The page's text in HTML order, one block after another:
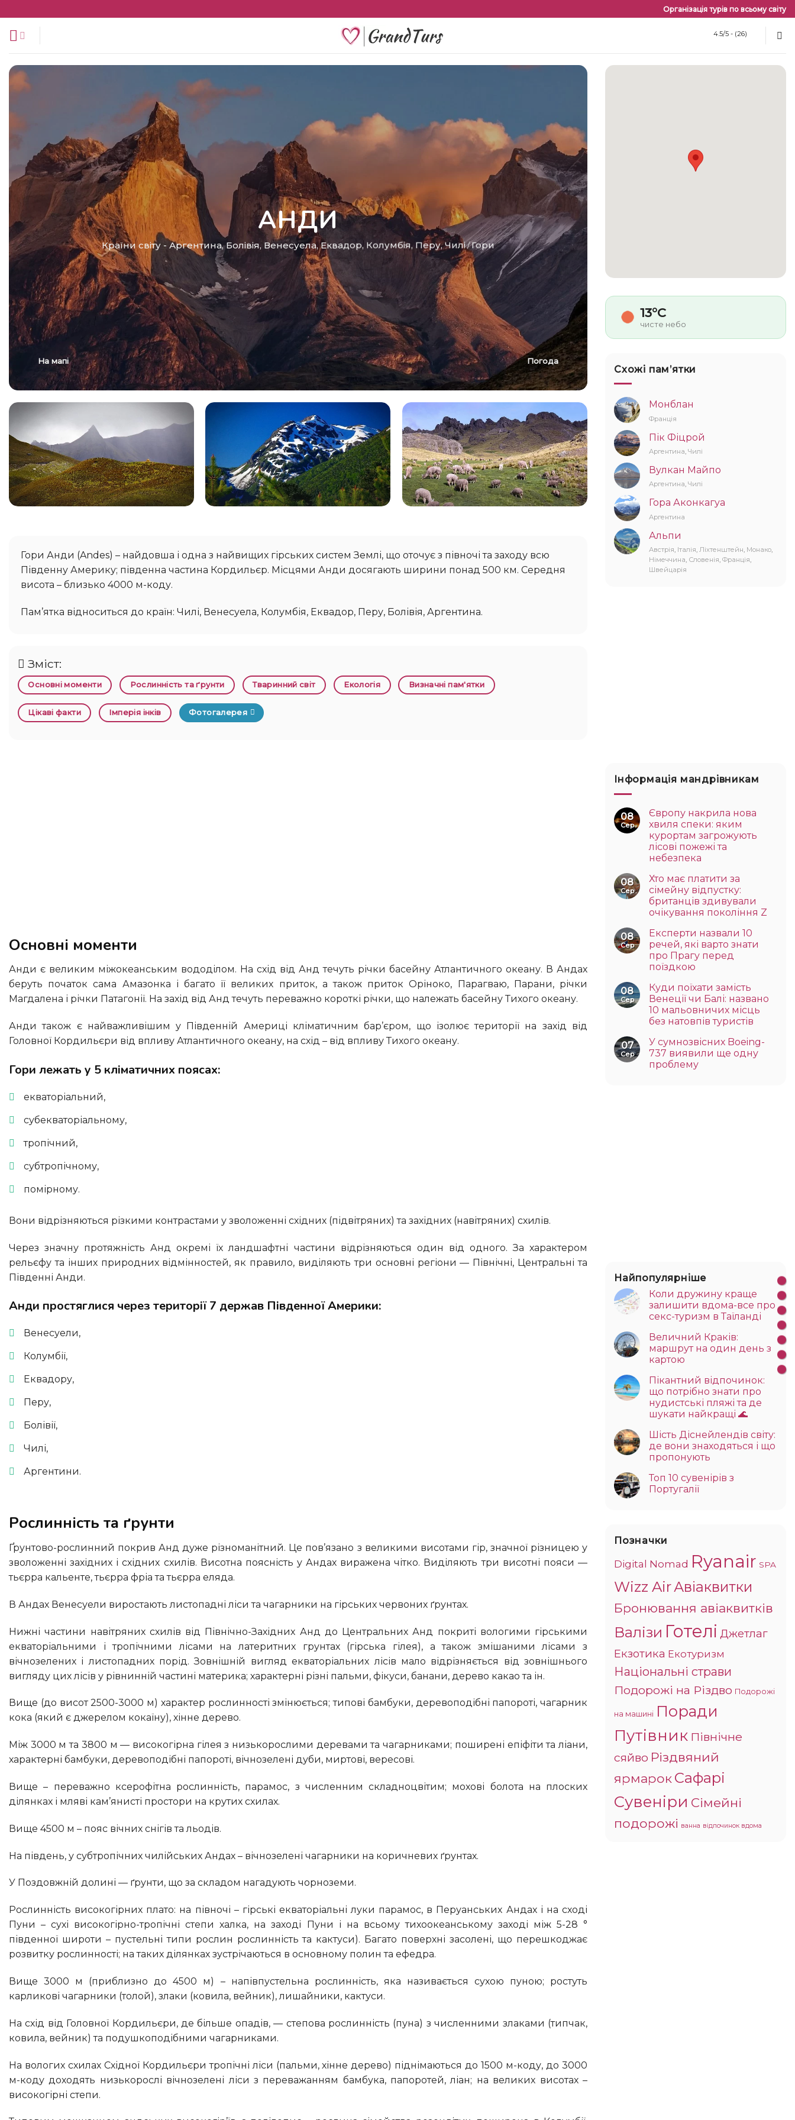
змісту
Організація турів по всьому світу
4.5/5 - (26)
АНДИ
Країни світу - Аргентина,Болівія, Венесуела,Еквадор, Колумбія, Перу,Чилі/Гори
На мапі Погода
Гори Анди (Andes) – найдовша і одна з найвищих гірських систем Землі, що оточує з півночі та заходу всю
Південну Америку; південна частина Кордильєр. Місцями Анди досягають ширини понад 500 км. Середня
висота – близько 4000 м-коду.
Пам’ятка відноситься до країн: Чилі, Венесуела, Колумбія, Еквадор, Перу, Болівія, Аргентина.
Зміст:
Основні моменти Рослинність та ґрунти Тваринний світ Екологія Визначні пам'ятки
Цікаві факти Імперія інків Фотогалерея
Основні моменти
Анди є великим міжокеанським вододілом. На схід від Анд течуть річки басейну Атлантичного океану. В Андах
беруть початок сама Амазонка і багато її великих приток, а також приток Оріноко, Парагваю, Парани, річки
Магдалена і річки Патагонії. На захід від Анд течуть переважно короткі річки, що належать басейну Тихого океану.
Анди також є найважливішим у Південній Америці кліматичним бар’єром, що ізолює території на захід від
Головної Кордильєри від впливу Атлантичного океану, на схід – від впливу Тихого океану.
Гори лежать у 5 кліматичних поясах:
екваторіальний,
субекваторіальному,
тропічний,
субтропічному,
помірному.
Вони відрізняються різкими контрастами у зволоженні східних (підвітряних) та західних (навітряних) схилів.
Через значну протяжність Анд окремі їх ландшафтні частини відрізняються один від одного. За характером
рельєфу та інших природних відмінностей, як правило, виділяють три основні регіони — Північні, Центральні та
Південні Анди.
Анди простяглися через території 7 держав Південної Америки:
Венесуели,
Колумбії,
Еквадору,
Перу,
Болівії,
Чилі,
Аргентини.
Рослинність та ґрунти
Ґрунтово-рослинний покрив Анд дуже різноманітний. Це пов’язано з великими висотами гір, значної різницею у
зволоженні західних і східних схилів. Висотна поясність у Андах виражена чітко. Виділяють три висотні пояси —
тьєрра кальенте, тьєрра фріа та тьєрра еляда.
В Андах Венесуели виростають листопадні ліси та чагарники на гірських червоних ґрунтах.
Нижні частини навітряних схилів від Північно-Західних Анд до Центральних Анд покриті вологими гірськими
екваторіальними і тропічними лісами на латеритних грунтах (гірська гілея), а також змішаними лісами з
вічнозелених і листопадних порід. Зовнішній вигляд екваторіальних лісів мало відрізняється від зовнішнього
вигляду цих лісів у рівнинній частині материка; характерні різні пальми, фікуси, банани, дерево какао та ін.
Вище (до висот 2500-3000 м) характер рослинності змінюється; типові бамбуки, деревоподібні папороті, чагарник
кока (який є джерелом кокаїну), хінне дерево.
Між 3000 м та 3800 м — високогірна гілея з низькорослими деревами та чагарниками; поширені епіфіти та ліани,
характерні бамбуки, деревоподібні папороті, вічнозелені дуби, миртові, вересові.
Вище – переважно ксерофітна рослинність, парамос, з численним складноцвітим; мохові болота на плоских
ділянках і мляві кам’янисті простори на крутих схилах.
Вище 4500 м – пояс вічних снігів та льодів.
На південь, у субтропічних чилійських Андах – вічнозелені чагарники на коричневих ґрунтах.
У Поздовжній долині — ґрунти, що за складом нагадують чорноземи.
Рослинність високогірних плато: на півночі – гірські екваторіальні луки парамос, в Перуанських Андах і на сході
Пуни – сухі високогірно-тропічні степи халка, на заході Пуни і на всьому тихоокеанському заході між 5-28 °
південної широти – пустельні типи рослин рослинність та кактуси). Багато поверхні засолені, що перешкоджає
розвитку рослинності; на таких ділянках зустрічаються в основному полин та ефедра.
Вище 3000 м (приблизно до 4500 м) – напівпустельна рослинність, яка називається сухою пуною; ростуть
карликові чагарники (толой), злаки (ковила, вейник), лишайники, кактуси.
На схід від Головної Кордильєри, де більше опадів, — степова рослинність (пуна) з численними злаками (типчак,
ковила, вейник) та подушкоподібними чагарниками.
На вологих схилах Східної Кордильєри тропічні ліси (пальми, хінне дерево) піднімаються до 1500 м-коду, до 3000
м-коду доходять низькорослі вічнозелені ліси з переважанням бамбука, папоротей, ліан; на великих висотах –
високогірні степи.
13°C
чисте небо
Схожі памʼятки
Монблан
Франція
Пік Фіцрой
Аргентина, Чилі
Вулкан Майпо
Аргентина, Чилі
Гора Аконкагуа
Аргентина
Альпи
Австрія, Італія, Ліхтенштейн, Монако,
Німеччина, Словенія, Франція,
Швейцарія
Інформація мандрівникам
08
Сер
Європу накрила нова
хвиля спеки: яким
курортам загрожують
лісові пожежі та
небезпека
08
Сер
Хто має платити за
сімейну відпустку:
британців здивували
очікування покоління Z
08
Сер
Експерти назвали 10
речей, які варто знати
про Прагу перед
поїздкою
08
Сер
Куди поїхати замість
Венеції чи Балі: названо
10 мальовничих місць
без натовпів туристів
07
Сер
У сумнозвісних Boeing-
737 виявили ще одну
проблему
Найпопулярніше
Коли дружину краще
залишити вдома-все про
секс-туризм в Таїланді
Величний Краків:
маршрут на один день з
картою
Пікантний відпочинок:
що потрібно знати про
нудистські пляжі та де
шукати найкращі 🌊
Шість Діснейлендів світу:
де вони знаходяться і що
пропонують
Топ 10 сувенірів з
Португалії
Позначки
Digital Nomad Ryanair SPA
Wizz AirАвіаквитки
Бронювання авіаквитків
Валізи Готелі Джетлаг
Екзотика Екотуризм
Національні страви
Подорожі на Різдво Подорожі
на машині Поради
Путівник Північне
сяйво Різдвяний
ярмарокСафарі
Сувеніри Сімейні
подорожі ванна відпочинок вдома